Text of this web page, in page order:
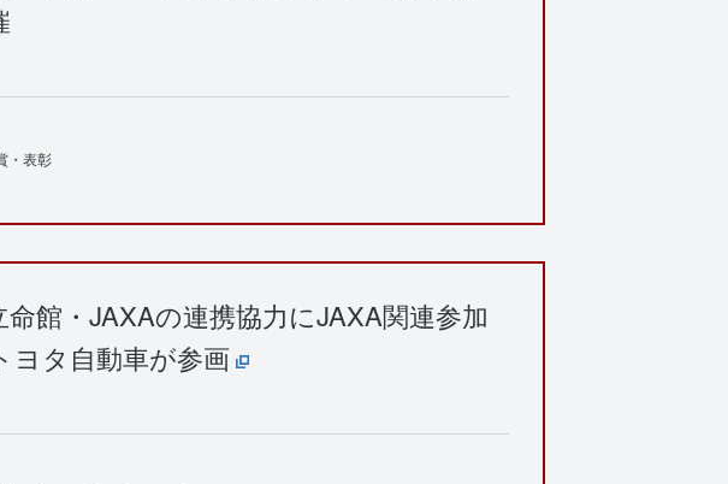
・表彰
命館・JAXAの連携協力にJAXA関連参加
ヨタ自動車が参画